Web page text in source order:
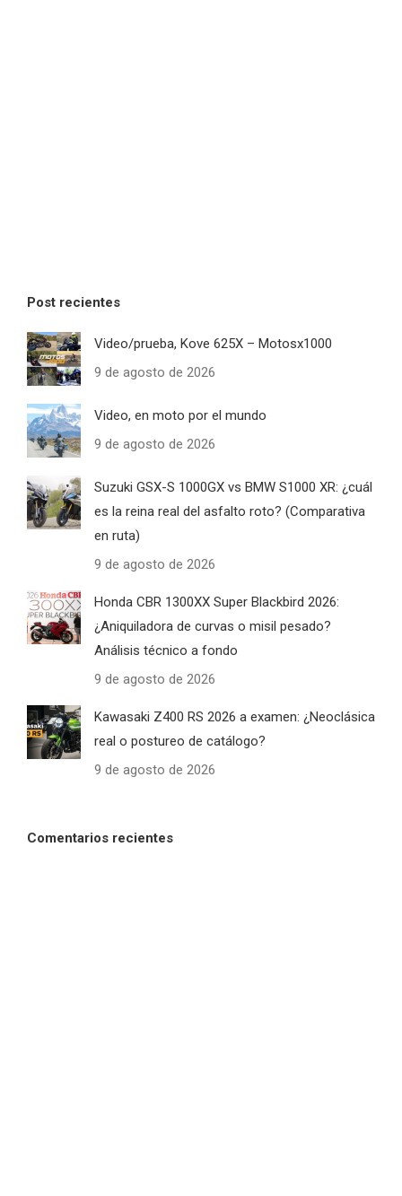
Post recientes
Video/prueba, Kove 625X – Motosx1000
9 de agosto de 2026
Video, en moto por el mundo
9 de agosto de 2026
Suzuki GSX-S 1000GX vs BMW S1000 XR: ¿cuál
es la reina real del asfalto roto? (Comparativa
en ruta)
9 de agosto de 2026
Honda CBR 1300XX Super Blackbird 2026:
¿Aniquiladora de curvas o misil pesado?
Análisis técnico a fondo
9 de agosto de 2026
Kawasaki Z400 RS 2026 a examen: ¿Neoclásica
real o postureo de catálogo?
9 de agosto de 2026
Comentarios recientes